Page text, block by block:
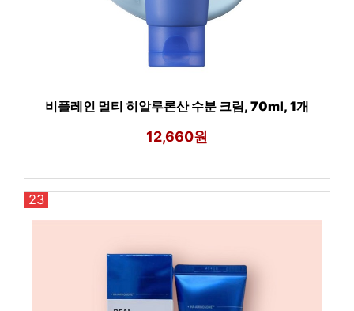
비플레인 멀티 히알루론산 수분 크림, 70ml, 1개
12,660원
23